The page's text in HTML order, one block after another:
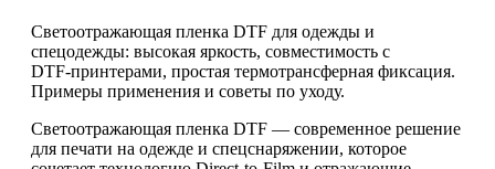
Светоотражающая пленка DTF для одежды и
спецодежды: высокая яркость, совместимость с
DTF‑принтерами, простая термотрансферная фиксация.
Примеры применения и советы по уходу.
Светоотражающая пленка DTF — современное решение
для печати на одежде и спецснаряжении, которое